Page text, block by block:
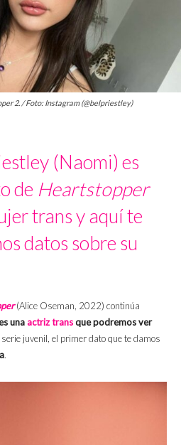
2. / Foto: Instagram (@belpriestley)
(Naomi) es
de Heartstopper
trans y aquí te
datos sobre su
(Alice Oseman, 2022) continúa
una actriz transque podremos ver
juvenil, el primer dato que te damos
.